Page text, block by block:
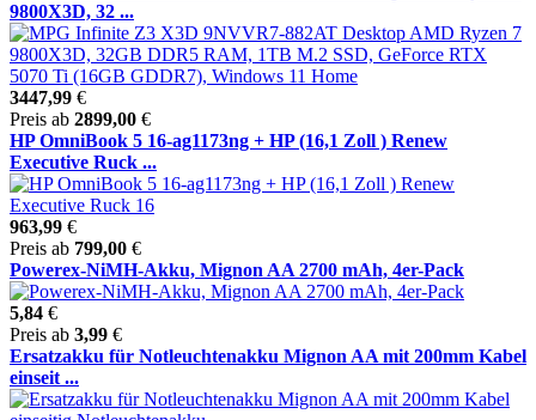
9800X3D, 32 ...
3447,99 €
Preis ab 2899,00 €
HP OmniBook 5 16-ag1173ng + HP (16,1 Zoll ) Renew
Executive Ruck ...
963,99 €
Preis ab 799,00 €
Powerex-NiMH-Akku, Mignon AA 2700 mAh, 4er-Pack
5,84 €
Preis ab 3,99 €
Ersatzakku für Notleuchtenakku Mignon AA mit 200mm Kabel
einseit ...